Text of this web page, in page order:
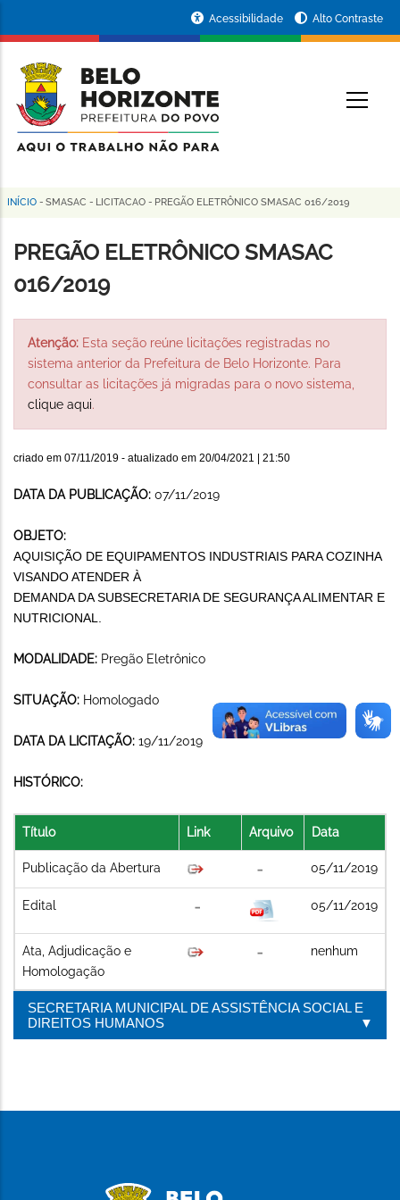
conteúdo
principal
da
Prefeitura
de
Horizonte
Acessibilidade Alto Contraste
Trilha
de
navegação
INÍCIO - SMASAC - LICITACAO - PREGÃO ELETRÔNICO SMASAC 016/2019
PREGÃO ELETRÔNICO SMASAC
016/2019
Atenção: Esta seção reúne licitações registradas no
sistema anterior da Prefeitura de Belo Horizonte. Para
consultar as licitações já migradas para o novo sistema,
clique aqui.
criado em 07/11/2019 - atualizado em 20/04/2021 | 21:50
DATA DA PUBLICAÇÃO: 07/11/2019
OBJETO:
AQUISIÇÃO DE EQUIPAMENTOS INDUSTRIAIS PARA COZINHA
VISANDO ATENDER À
DEMANDA DA SUBSECRETARIA DE SEGURANÇA ALIMENTAR E
NUTRICIONAL.
MODALIDADE: Pregão Eletrônico
SITUAÇÃO: Homologado
DATA DA LICITAÇÃO: 19/11/2019
HISTÓRICO:
Título Link Arquivo Data
Publicação da Abertura 05/11/2019
Edital 05/11/2019
Ata, Adjudicação e
Homologação
nenhum
SECRETARIA MUNICIPAL DE ASSISTÊNCIA SOCIAL E
DIREITOS HUMANOS